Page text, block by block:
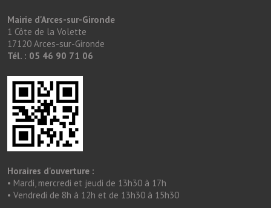
Mairie d'Arces-sur-Gironde
1 Côte de la Volette
17120 Arces-sur-Gironde
Tél. : 05 46 90 71 06
Horaires d'ouverture :
• Mardi, mercredi et jeudi de 13h30 à 17h
• Vendredi de 8h à 12h et de 13h30 à 15h30